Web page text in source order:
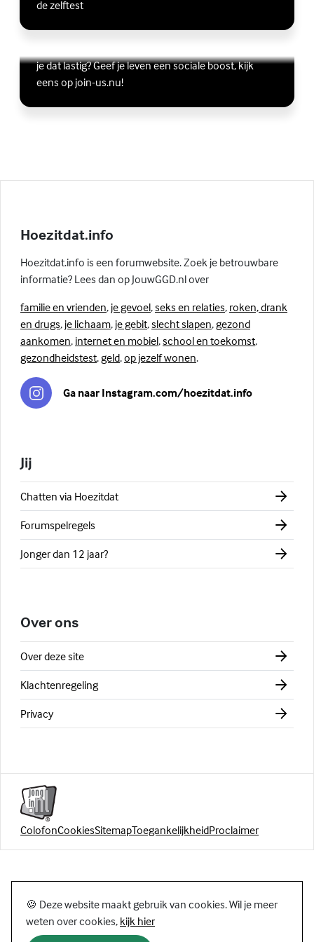
de zelftest
Vriendschap
je dat lastig? Geef je leven een sociale boost, kijk
eens op join-us.nu!
Lees meer over Vriendschap
(Externe link)
Hoezitdat.info
Hoezitdat.info is een forumwebsite. Zoek je betrouwbare
informatie? Lees dan op JouwGGD.nl over
familie en vrienden, je gevoel,seks en relaties, roken, drank
en drugs, je lichaam, je gebit,slecht slapen, gezond
aankomen, internet en mobiel,school en toekomst,
gezondheidstest, geld,op jezelf wonen.
Ga naar Instagram.com/hoezitdat.info
Jij
Chatten via Hoezitdat
Forumspelregels
Jonger dan 12 jaar?
Over ons
Over deze site
Klachtenregeling
Privacy
ColofonCookiesSitemapToegankelijkheidProclaimer
🍪 Deze website maakt gebruik van cookies. Wil je meer
weten over cookies, kijk hier